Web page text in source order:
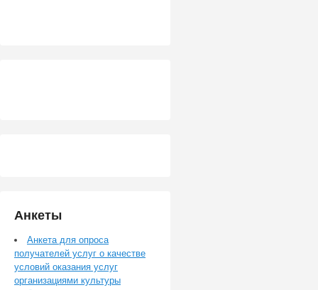
Анкеты
Анкета для опроса
получателей услуг о качестве
условий оказания услуг
организациями культуры